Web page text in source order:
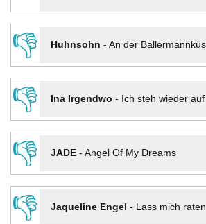
👎
Huhnsohn - An der
👎
Ina Irgendwo - Ich steh wieder auf
👎
JADE- Angel Of My Dreams
👎
Jaqueline Engel - Lass mich raten